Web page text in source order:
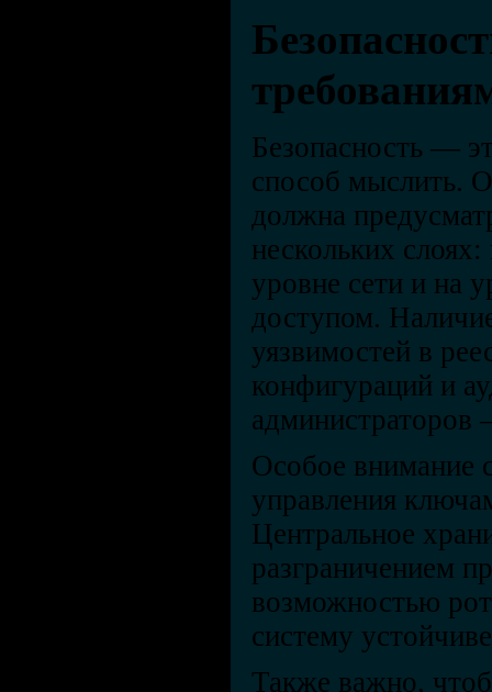
Безопасность —
способ мыслить.
должна
нескольких
уровне сети и на
доступом.
уязвимостей в
конфигураций и
администраторов
Особое внимание
управления
Центральное
разграничением
возможностью
систему
Также важно,